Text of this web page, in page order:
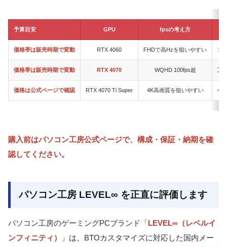
予算目安 GPU fpsの考え方
価格帯は販売時期で変動 RTX 4060 FHDで高Hzを狙いやすい コ
価格帯は販売時期で変動 RTX 4070 WQHD 100fps超 万
価格は公式ページで確認 RTX 4070 Ti Super 4K高画質を狙いやすい ゲ
購入前はパソコン工房公式ページで、構成・保証・納期を確
認してください。
パソコン工房 LEVEL∞ を正直に評価します
パソコン工房のゲーミングPCブランド「LEVEL∞（レベルイ
ンフィニティ）
」は、BTOカスタマイズに対応した国内メー